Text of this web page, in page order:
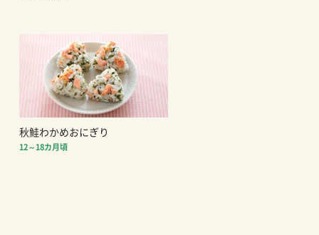
秋鮭わかめおにぎり
12～18カ月頃